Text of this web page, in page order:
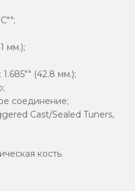
мм.);
(42.8 мм.);
соединение;
Cast/Sealed Tuners,
кость.